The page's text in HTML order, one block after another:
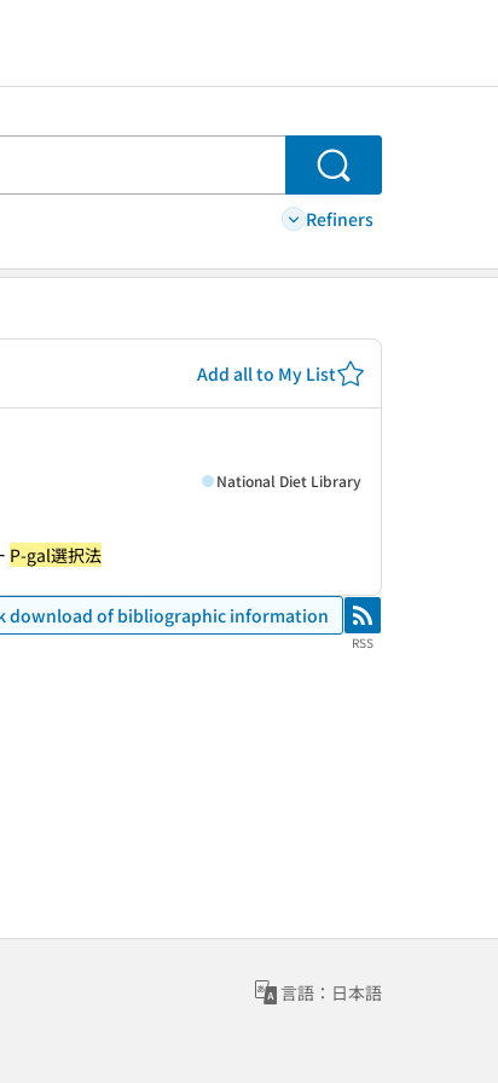
Search
Refiners
Add all to My List
National Diet Library
P-gal選択法
download of bibliographic information RSS
RSS
言語：日本語